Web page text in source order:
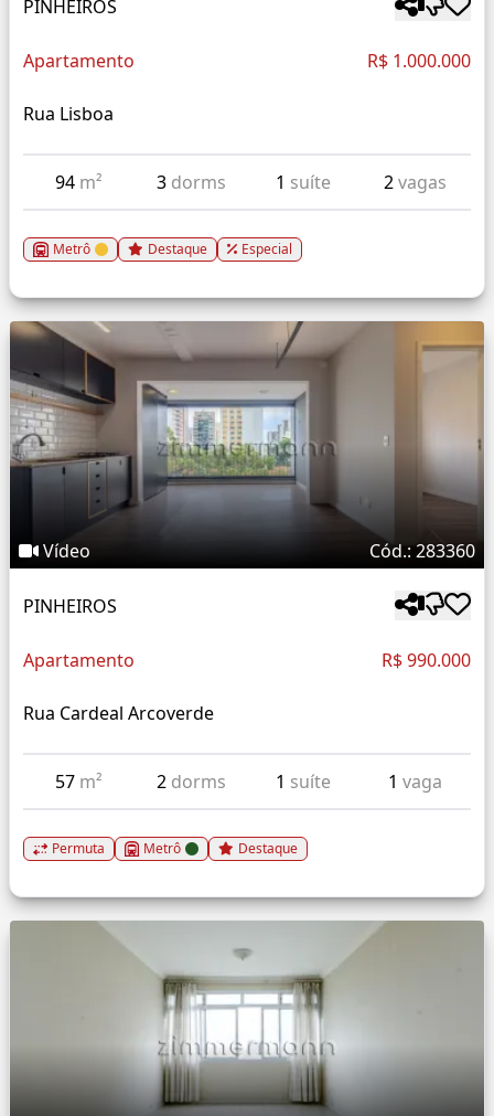
PINHEIROS
Apartamento R$ 1.000.000
Rua Lisboa
94 m² 3 dorms 1 suíte 2vagas
Metrô Destaque Especial
Vídeo Cód.: 283360
PINHEIROS
Apartamento R$ 990.000
Rua Cardeal Arcoverde
57 m² 2 dorms 1 suíte 1 vaga
Permuta Metrô Destaque